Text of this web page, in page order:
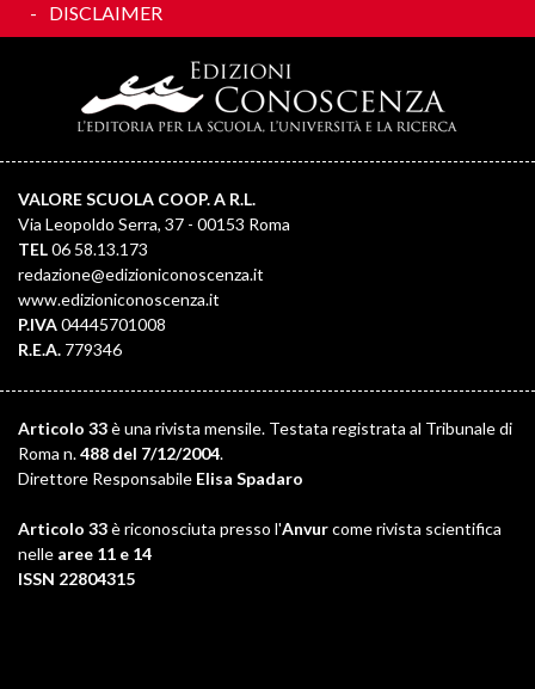
DISCLAIMER
VALORE SCUOLA COOP. A R.L.
Via Leopoldo Serra, 37 - 00153 Roma
TEL06 58.13.173
redazione@edizioniconoscenza.it
www.edizioniconoscenza.it
P.IVA04445701008
R.E.A. 779346
Articolo 33è una rivista mensile. Testata registrata al Tribunale di
Roma n.488 del 7/12/2004.
Direttore Responsabile Elisa Spadaro
Articolo 33è riconosciuta presso l'Anvurcome rivista scientifica
nelle aree 11 e 14
ISSN 22804315